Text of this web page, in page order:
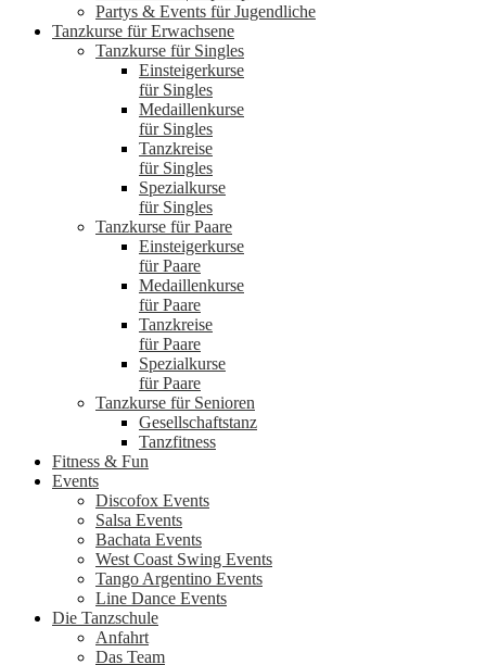
Partys & Events für Jugendliche
Tanzkurse für Erwachsene
Tanzkurse für Singles
Einsteigerkurse
für Singles
Medaillenkurse
für Singles
Tanzkreise
für Singles
Spezialkurse
für Singles
Tanzkurse für Paare
Einsteigerkurse
für Paare
Medaillenkurse
für Paare
Tanzkreise
für Paare
Spezialkurse
für Paare
Tanzkurse für Senioren
Gesellschaftstanz
Tanzfitness
Fitness & Fun
Events
Discofox Events
Salsa Events
Bachata Events
West Coast Swing Events
Tango Argentino Events
Line Dance Events
Die Tanzschule
Anfahrt
Das Team